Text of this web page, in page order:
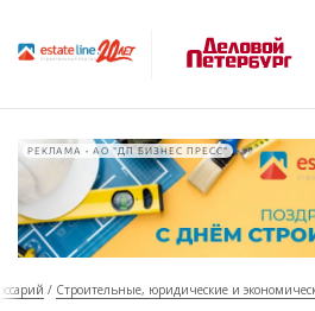
РЕКЛАМА • АО "ДП БИЗНЕС ПРЕСС"
Строительные, юридические и